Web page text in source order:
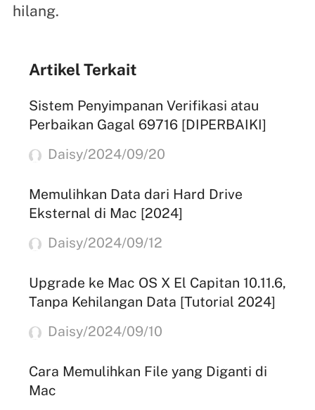
hilang.
Artikel Terkait
Sistem Penyimpanan Verifikasi atau
Perbaikan Gagal 69716 [DIPERBAIKI]
Daisy/2024/09/20
Memulihkan Data dari Hard Drive
Eksternal di Mac [2024]
Daisy/2024/09/12
Upgrade ke Mac OS X El Capitan 10.11.6,
Tanpa Kehilangan Data [Tutorial 2024]
Daisy/2024/09/10
Cara Memulihkan File yang Diganti di
Mac